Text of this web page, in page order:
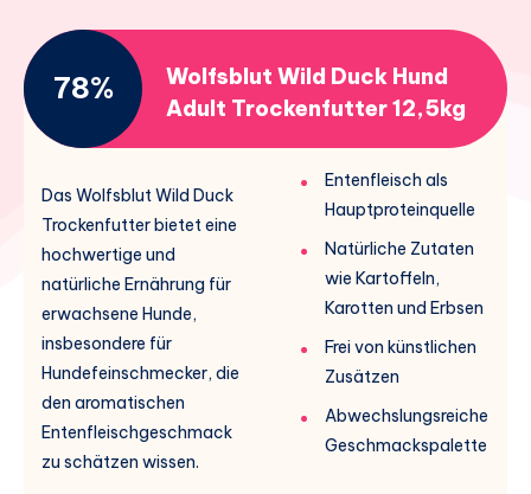
78%
Wolfsblut Wild Duck Hund
Adult Trockenfutter 12,5kg
Das Wolfsblut Wild Duck
Trockenfutter bietet eine
hochwertige und
natürliche Ernährung für
erwachsene Hunde,
insbesondere für
Hundefeinschmecker, die
den aromatischen
Entenfleischgeschmack
zu schätzen wissen.
Entenfleisch als
Hauptproteinquelle
Natürliche Zutaten
wie Kartoffeln,
Karotten und Erbsen
Frei von künstlichen
Zusätzen
Abwechslungsreiche
Geschmackspalette